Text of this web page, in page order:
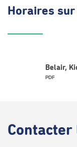
Horaires
Belair,
PDF
Contacter